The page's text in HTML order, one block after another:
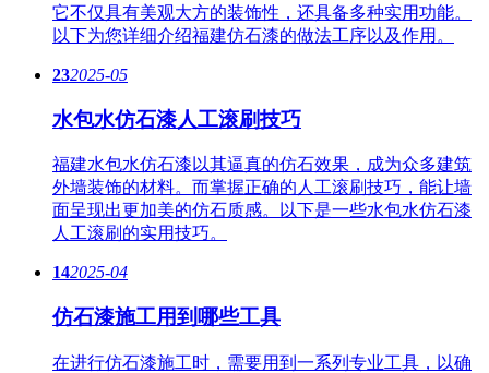
它不仅具有美观大方的装饰性，还具备多种实用功能。
以下为您详细介绍福建仿石漆的做法工序以及作用。
232025-05
水包水仿石漆人工滚刷技巧
福建水包水仿石漆以其逼真的仿石效果，成为众多建筑
外墙装饰的材料。而掌握正确的人工滚刷技巧，能让墙
面呈现出更加美的仿石质感。以下是一些水包水仿石漆
人工滚刷的实用技巧。
142025-04
仿石漆施工用到哪些工具
在进行仿石漆施工时，需要用到一系列专业工具，以确